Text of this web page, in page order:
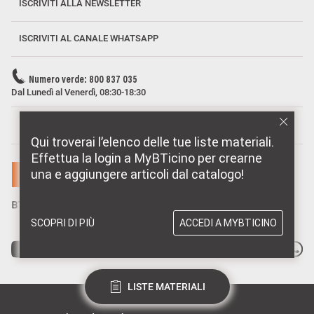
Qui troverai l’elenco delle tue liste materiali.
Effettua la login a MyBTicino per crearne
una e aggiungere articoli dal catalogo!
SCOPRI DI PIÙ ACCEDI A MYBTICINO
LISTE MATERIALI
ISCRIVITI ALLA NEWSLETTER
ISCRIVITI AL CANALE WHATSAPP
Numero verde: 800 837 035
Dal Lunedì al Venerdì, 08:30-18:30